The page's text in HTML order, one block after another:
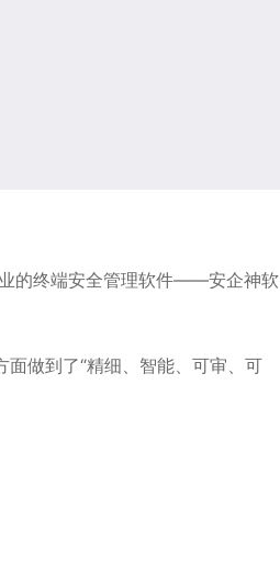
的终端安全管理软件——安企神软
面做到了“精细、智能、可审、可